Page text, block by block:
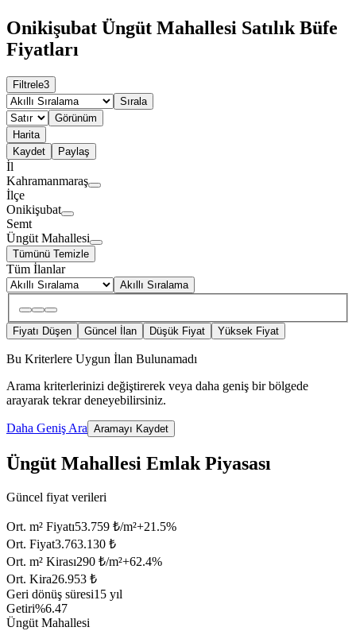
Onikişubat Üngüt Mahallesi Satılık Büfe
Fiyatları
Filtrele3
Sırala
Görünüm
Harita
Kaydet
Paylaş
İl
Kahramanmaraş
İlçe
Onikişubat
Semt
Üngüt Mahallesi
Tümünü Temizle
Tüm İlanlar
Akıllı Sıralama
Fiyatı Düşen Güncel İlan Düşük Fiyat Yüksek Fiyat
Bu Kriterlere Uygun İlan Bulunamadı
Arama kriterlerinizi değiştirerek veya daha geniş bir bölgede
arayarak tekrar deneyebilirsiniz.
Daha Geniş Ara Aramayı Kaydet
Üngüt Mahallesi Emlak Piyasası
Güncel fiyat verileri
Ort. m² Fiyatı53.759 ₺/m²+21.5%
Ort. Fiyat3.763.130 ₺
Ort. m² Kirası290 ₺/m²+62.4%
Ort. Kira26.953 ₺
Geri dönüş süresi15 yıl
Getiri%6.47
Üngüt Mahallesi